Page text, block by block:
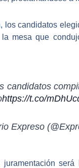
los candidatos
mesa que
candidatos
https://t.co/
Expreso
juramentación